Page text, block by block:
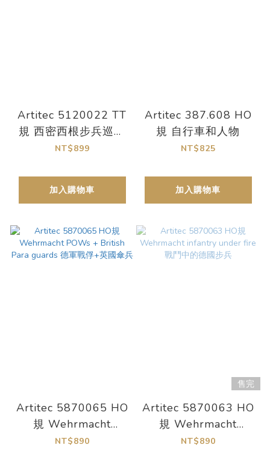
Artitec 5120022 TT
規 西密西根步兵巡邏
隊
NT$899
加入購物車
Artitec 387.608 HO
規 自行車和人物
NT$825
加入購物車
Artitec 5870065 HO
規 Wehrmacht
POWs + British Para
NT$890
售完
Artitec 5870063 HO
規 Wehrmacht
infantry under fire
NT$890